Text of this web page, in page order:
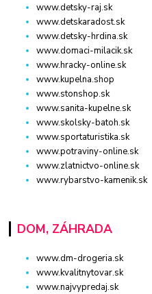
www.detsky-raj.sk
www.detskaradost.sk
www.detsky-hrdina.sk
www.domaci-milacik.sk
www.hracky-online.sk
www.kupelna.shop
www.stonshop.sk
www.sanita-kupelne.sk
www.skolsky-batoh.sk
www.sportaturistika.sk
www.potraviny-online.sk
www.zlatnictvo-online.sk
www.rybarstvo-kamenik.sk
DOM, ZÁHRADA
www.dm-drogeria.sk
www.kvalitnytovar.sk
www.najvypredaj.sk